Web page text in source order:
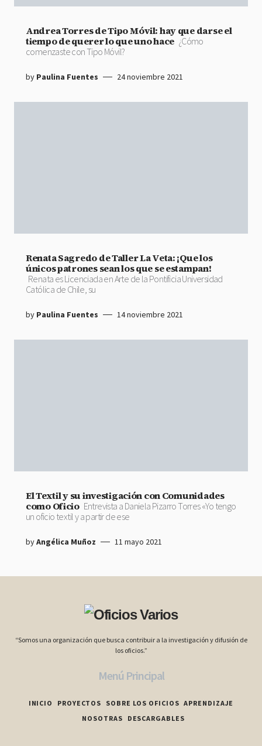
Andrea Torres de Tipo Móvil: hay que darse el
tiempo de querer lo que uno hace ¿Cómo
comenzaste con Tipo Móvil?
by Paulina Fuentes 24 noviembre 2021
Renata Sagredo de Taller La Veta: ¡Que los
únicos patrones sean los que se estampan!
Renata es Licenciada en Arte de la Pontificia Universidad
Católica de Chile, su
by Paulina Fuentes 14 noviembre 2021
El Textil y su investigación con Comunidades
como Oficio Entrevista a Daniela Pizarro Torres «Yo tengo
un oficio textil y a partir de ese
byAngélica Muñoz 11 mayo 2021
“Somos una organización que busca contribuir a la investigación y difusión de
los oficios.”
Menú Principal
INICIO PROYECTOS SOBRE LOS OFICIOS APRENDIZAJE
NOSOTRAS
DESCARGABLES